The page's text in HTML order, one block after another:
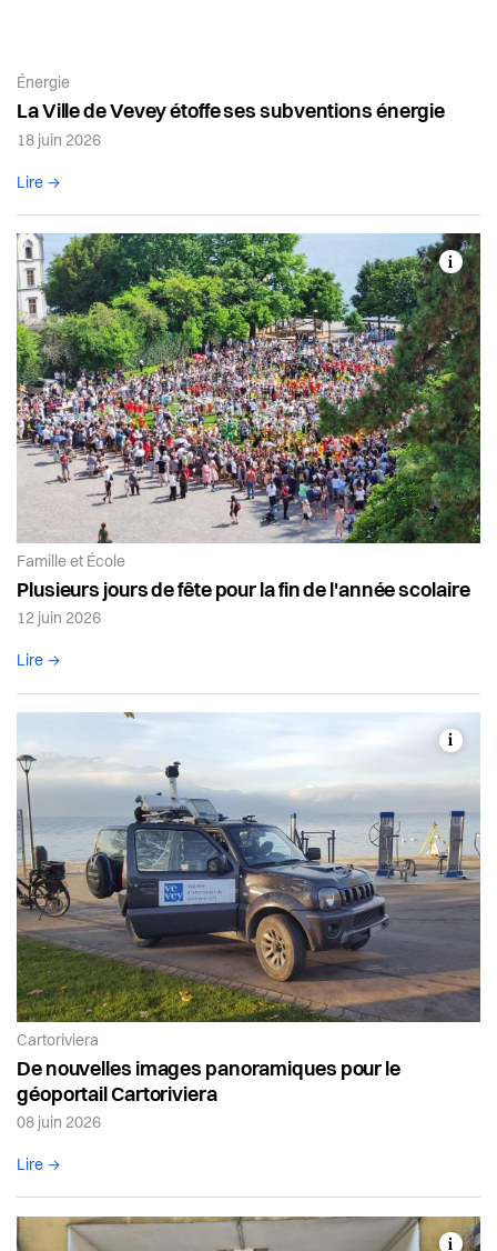
Article de la catégorie:
Énergie
La Ville de Vevey étoffe ses subventions énergie
18 juin 2026
Lire →
Article de la catégorie:
Famille et École
Plusieurs jours de fête pour la fin de l'année scolaire
12 juin 2026
Lire →
Article de la catégorie:
Cartoriviera
De nouvelles images panoramiques pour le
géoportail Cartoriviera
08 juin 2026
Lire →